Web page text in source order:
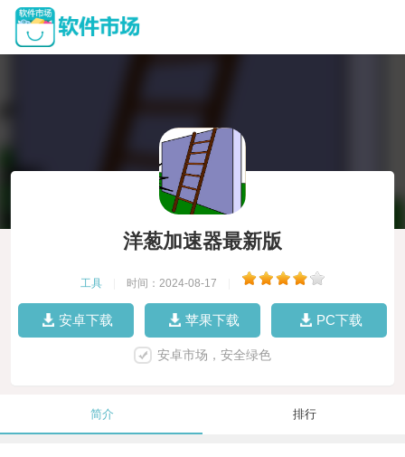
洋葱加速器最新版
工具 时间：2024-08-17
安卓下载 苹果下载 PC下载
安卓市场，安全绿色
简介 排行